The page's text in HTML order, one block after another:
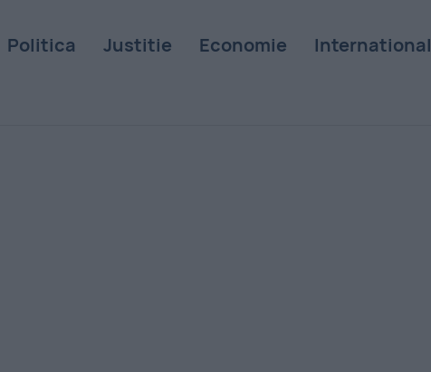
Politica Justitie Economie International